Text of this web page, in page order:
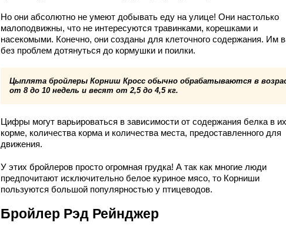
Но они абсолютно не умеют добывать еду на улице! Они настолько
малоподвижны, что не интересуются травинками, корешками и
насекомыми. Конечно, они созданы для клеточного содержания. Им
без проблем дотянуться до кормушки и поилки.
Цыплята бройлеры Корниш Кросс обычно обрабатываются в
от 8 до 10 недель и весят от 2,5 до 4,5 кг.
Цифры могут варьироваться в зависимости от содержания белка в их
корме, количества корма и количества места, предоставленного для
движения.
У этих бройлеров просто огромная грудка! А так как многие люди
предпочитают исключительно белое куриное мясо, то Корниши
пользуются большой популярностью у птицеводов.
Бройлер Рэд Рейнджер